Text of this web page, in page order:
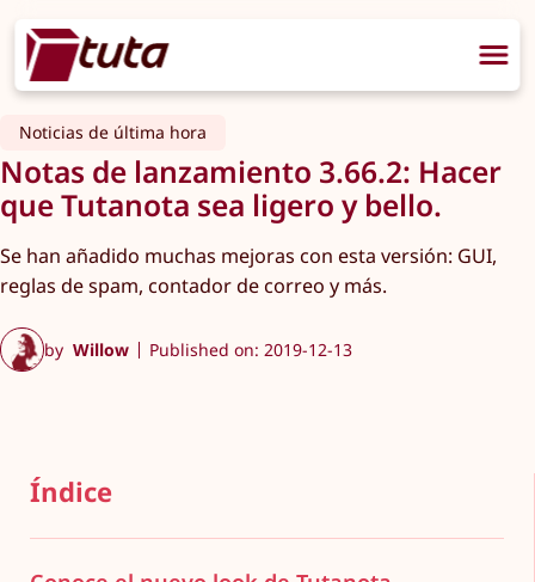
Noticias de última hora
Notas de lanzamiento 3.66.2: Hacer
que Tutanota sea ligero y bello.
Se han añadido muchas mejoras con esta versión: GUI,
reglas de spam, contador de correo y más.
by Willow Published on: 2019-12-13
Índice